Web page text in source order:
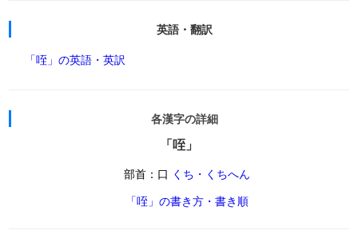
英語・翻訳
「咥」の英語・英訳
各漢字の詳細
「咥」
部首：口 くち・くちへん
「咥」の書き方・書き順